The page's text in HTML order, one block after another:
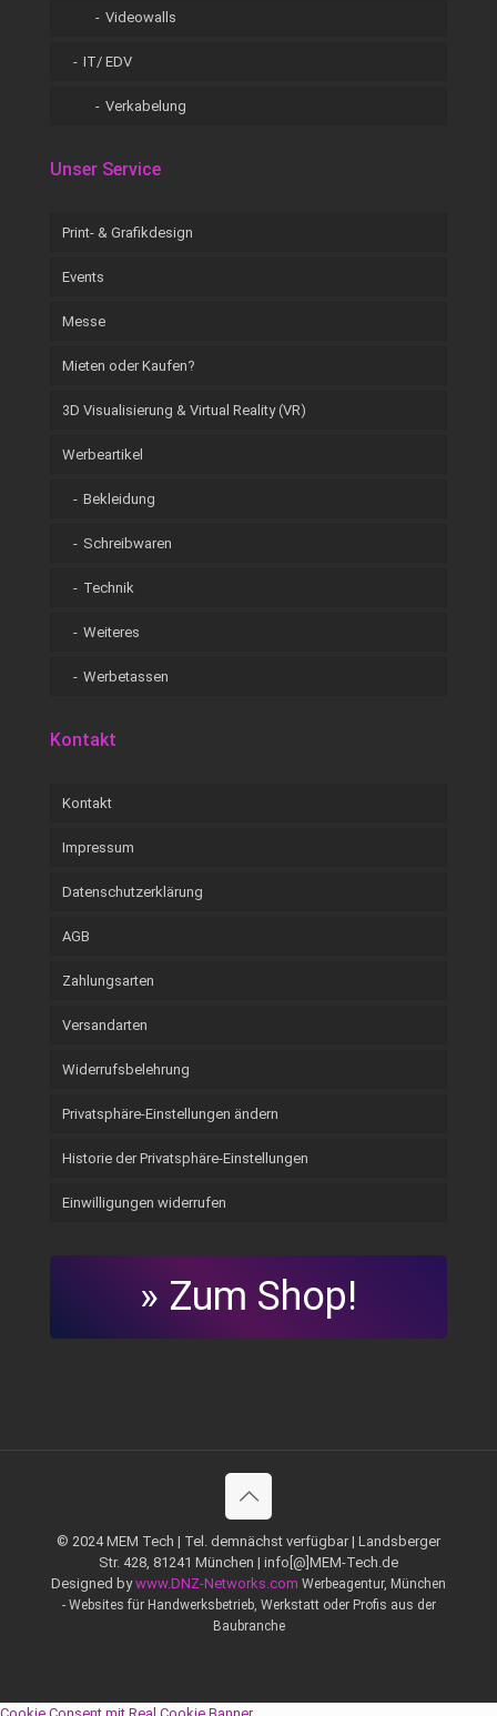
Videowalls
IT/ EDV
Verkabelung
Unser Service
Print- & Grafikdesign
Events
Messe
Mieten oder Kaufen?
3D Visualisierung & Virtual Reality (VR)
Werbeartikel
Bekleidung
Schreibwaren
Technik
Weiteres
Werbetassen
Kontakt
Kontakt
Impressum
Datenschutzerklärung
AGB
Zahlungsarten
Versandarten
Widerrufsbelehrung
Privatsphäre-Einstellungen ändern
Historie der Privatsphäre-Einstellungen
Einwilligungen widerrufen
» Zum Shop!
© 2024 MEM Tech | Tel. demnächst verfügbar | Landsberger
Str. 428, 81241 München | info[@]MEM-Tech.de
Designed bywww.DNZ-Networks.com Werbeagentur, München
- Websites für Handwerksbetrieb, Werkstatt oder Profis aus der
Baubranche